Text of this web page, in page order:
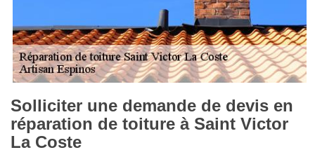
Solliciter une demande de devis en
réparation de toiture à Saint Victor
La Coste